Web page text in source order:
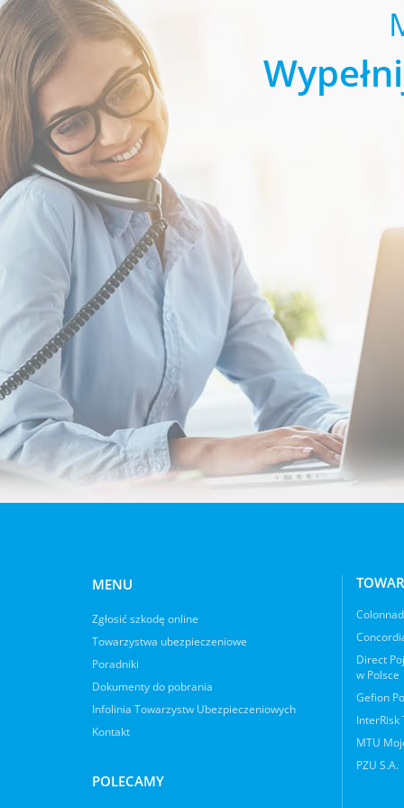
MENU
Zgłosić szkodę online
Towarzystwa ubezpieczeniowe
Poradniki
Dokumenty do pobrania
Infolinia Towarzystw Ubezpieczeniowych
Kontakt
POLECAMY
Direct
w Polsce
Gefion
InterRisk
MTU
PZU S.A.